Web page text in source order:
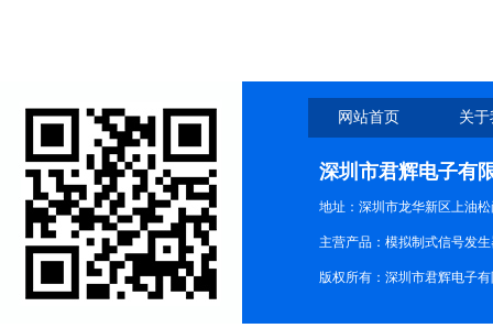
网站首页 关
深圳市君辉电子有
地址：深圳市龙华新区上油松
主营产品：模拟制式信号发
版权所有：深圳市君辉电子